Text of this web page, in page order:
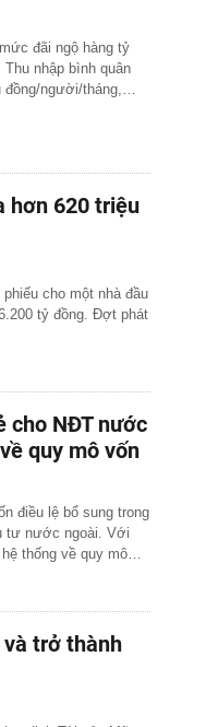
đãi ngộ hàng tỷ
nhập bình quân
đồng/người/tháng,…
hơn 620 triệu
cho một nhà đầu
tỷ đồng. Đợt phát
cho NĐT nước
quy mô vốn
điều lệ bổ sung trong
tư nước ngoài. Với
thống về quy mô…
trở thành